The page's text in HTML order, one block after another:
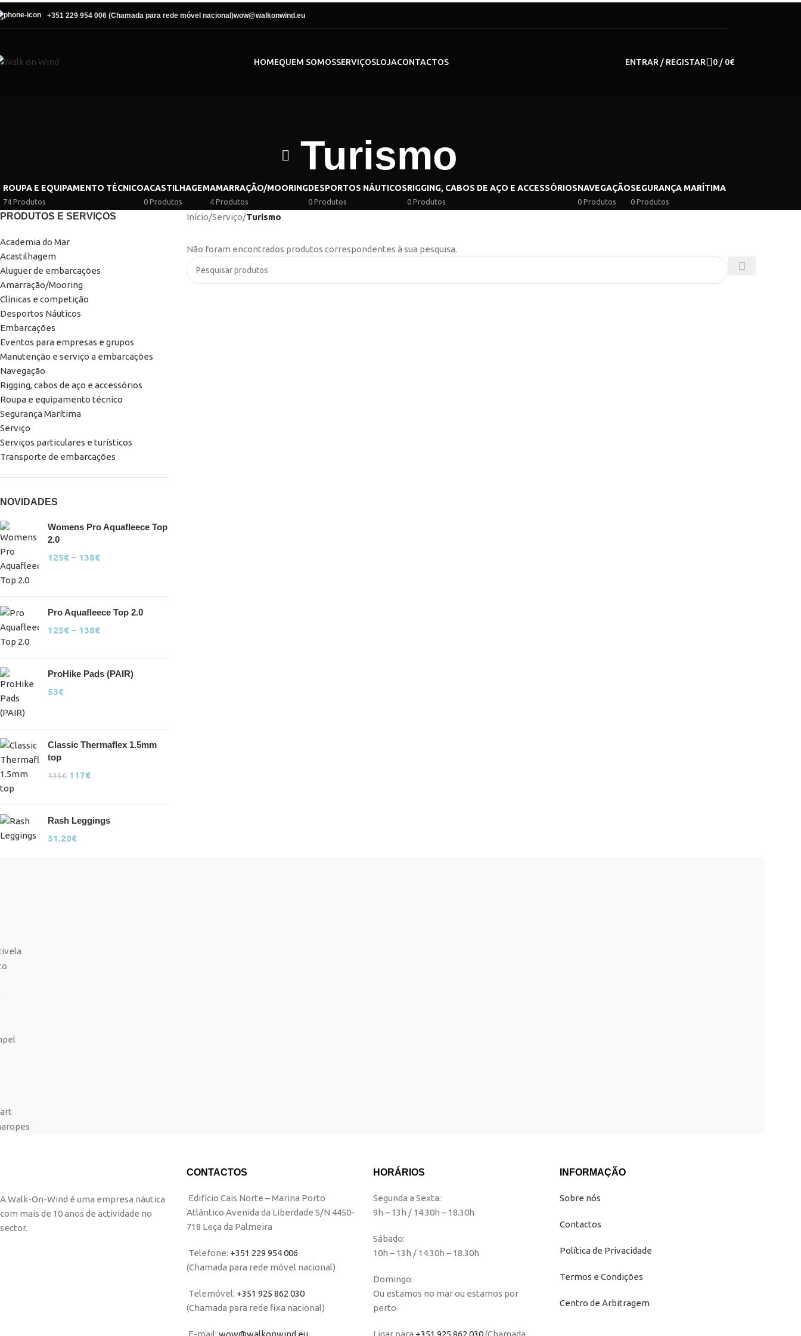
+351 229 954 006 (Chamada para rede móvel nacional)wow@walkonwind.eu
HOMEQUEM SOMOSSERVIÇOSLOJACONTACTOS ENTRAR / REGISTAR 0 / 0€
Turismo
ROUPA E EQUIPAMENTO TÉCNICO
74 Produtos
ACASTILHAGEM
0 Produtos
AMARRAÇÃO/MOORING
4 Produtos
DESPORTOS NÁUTICOS
0 Produtos
RIGGING, CABOS DE AÇO E ACCESSÓRIOS
0 Produtos
NAVEGAÇÃO
0 Produtos
SEGURANÇA MARÍTIMA
0 Produtos
PRODUTOS E SERVIÇOS
Academia do Mar
Acastilhagem
Aluguer de embarcações
Amarração/Mooring
Clínicas e competição
Desportos Náuticos
Embarcações
Eventos para empresas e grupos
Manutenção e serviço a embarcações
Navegação
Rigging, cabos de aço e accessórios
Roupa e equipamento técnico
Segurança Marítima
Serviço
Serviços particulares e turísticos
Transporte de embarcações
NOVIDADES
Womens Pro Aquafleece Top
2.0
125€ – 138€
Pro Aquafleece Top 2.0
125€ – 138€
ProHike Pads (PAIR)
53€
Classic Thermaflex 1.5mm
top
135€ 117€
Rash Leggings
51.20€
Início/Serviço/Turismo
Não foram encontrados produtos correspondentes à sua pesquisa.
A Walk-On-Wind é uma empresa náutica
com mais de 10 anos de actividade no
sector.
CONTACTOS
Edifício Cais Norte – Marina Porto
Atlântico Avenida da Liberdade S/N 4450-
718 Leça da Palmeira
Telefone: +351 229 954 006
(Chamada para rede móvel nacional)
Telemóvel: +351 925 862 030
(Chamada para rede fixa nacional)
HORÁRIOS
Segunda a Sexta:
9h – 13h / 14.30h – 18.30h
Sábado:
10h – 13h / 14.30h – 18.30h
Domingo:
Ou estamos no mar ou estamos por
perto.
INFORMAÇÃO
Sobre nós
Contactos
Política de Privacidade
Termos e Condições
Centro de Arbitragem